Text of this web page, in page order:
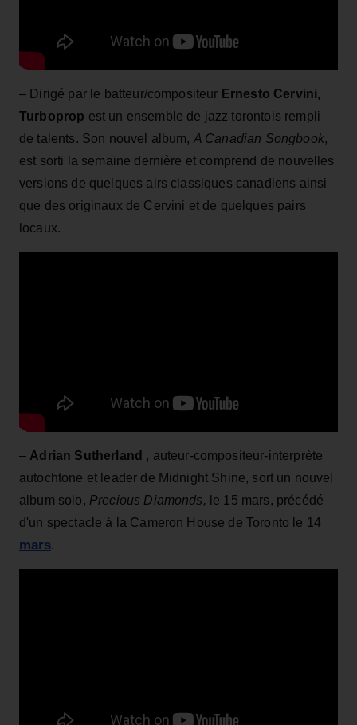
– Dirigé par le batteur/compositeur Ernesto Cervini,
Turboprop est un ensemble de jazz torontois rempli
de talents. Son nouvel album, A Canadian Songbook,
est sorti la semaine dernière et comprend de nouvelles
versions de quelques airs classiques canadiens ainsi
que des originaux de Cervini et de quelques pairs
locaux.
– Adrian Sutherland , auteur-compositeur-interprète
autochtone et leader de Midnight Shine, sort un nouvel
album solo, Precious Diamonds, le 15 mars, précédé
d'un spectacle à la Cameron House de Toronto le 14
mars.